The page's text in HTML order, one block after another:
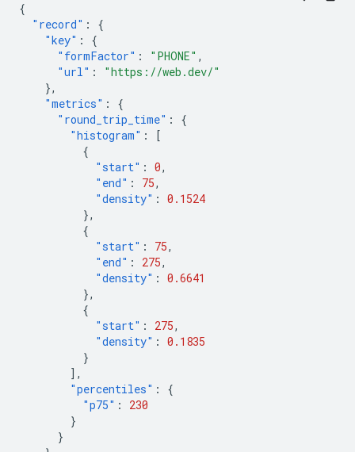
{
"record" :
{
"key" :
{
"formFactor" : "PHONE" ,
"url" :
"https://web.dev/"
},
"metrics" :
{
"round_trip_time" :
{
"histogram" :
[
{
"start" : 0,
"end" : 75,
"density" : 0.1524
},
{
"start" : 75,
"end" : 275,
"density" : 0.6641
},
{
"start" : 275,
"density" : 0.1835
}
],
"percentiles" :
{
"p75" :
230
}
}